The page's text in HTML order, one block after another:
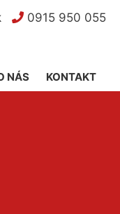
0915 950 055
KONTAKT
NÁS